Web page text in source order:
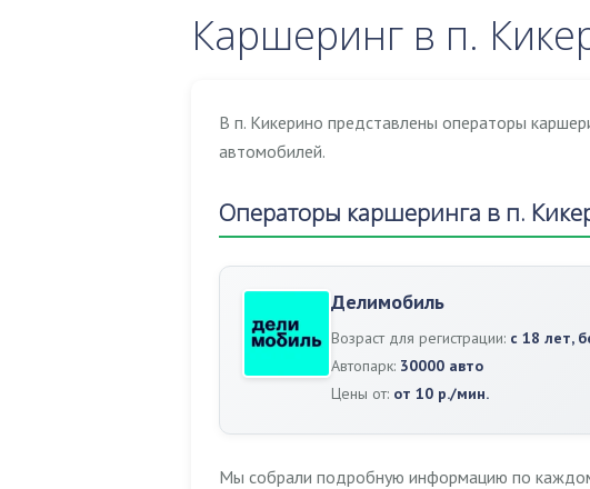
Каршеринг в п.
В п. Кикерино представлены операторы
автомобилей.
Операторы каршеринга в п.
Делимобиль
Возраст для регистрации: с 18 лет,
Автопарк: 30000 авто
Цены от: от 10 р./мин.
Мы собрали подробную информацию по